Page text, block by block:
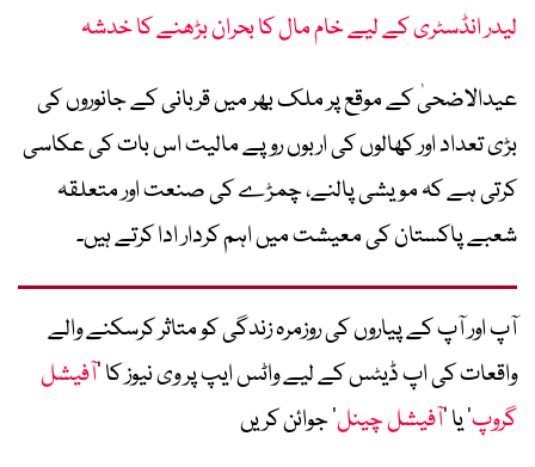
لیدر انڈسٹری کے لیے خام مال کا بحران بڑھنے کا خدشہ
عیدالاضحیٰ کے موقع پر ملک بھر میں قربانی کے جانوروں کی
بڑی تعداد اور کھالوں کی اربوں روپے مالیت اس بات کی عکاسی
کرتی ہے کہ مویشی پالنے، چمڑے کی صنعت اور متعلقہ
شعبے پاکستان کی معیشت میں اہم کردار ادا کرتے ہیں۔
آپ اور آپ کے پیاروں کی روزمرہ زندگی کو متاثر کرسکنے والے
واقعات کی اپ ڈیٹس کے لیے واٹس ایپ پر وی نیوز کا ’آفیشل
گروپ‘ یا ’آفیشل چینل‘ جوائن کریں